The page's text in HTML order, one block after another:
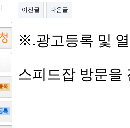
이전글 다음글
※.광고등록 및
스피드잡 방문을